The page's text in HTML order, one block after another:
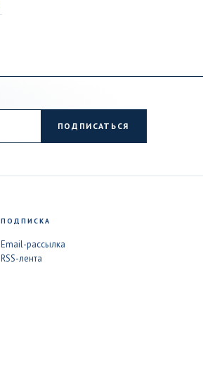
ПОДПИСАТЬСЯ
ПОДПИСКА
Email-рассылка
RSS-лента